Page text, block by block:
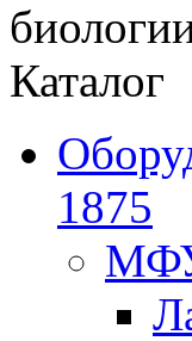
Каталог
1875
МФУ